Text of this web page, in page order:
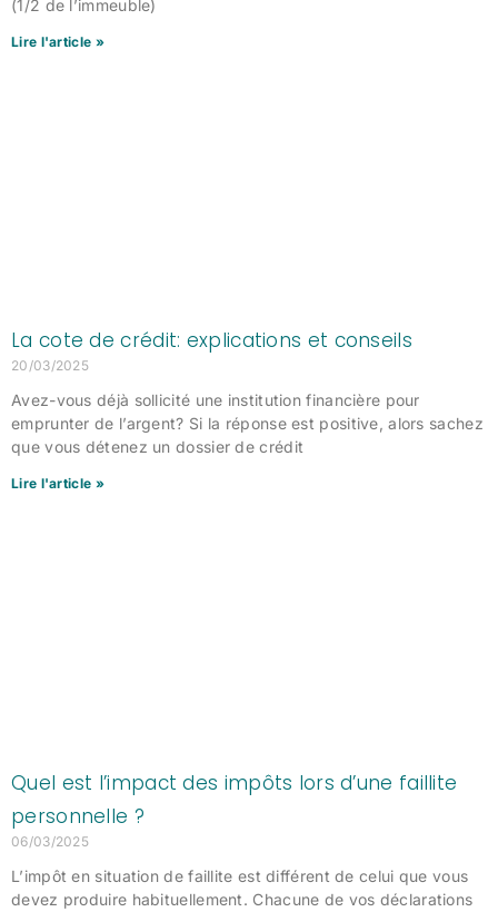
(1/2 de l’immeuble)
Lire l'article »
La cote de crédit: explications et conseils
20/03/2025
Avez-vous déjà sollicité une institution financière pour
emprunter de l’argent? Si la réponse est positive, alors sachez
que vous détenez un dossier de crédit
Lire l'article »
Quel est l’impact des impôts lors d’une faillite
personnelle ?
06/03/2025
L’impôt en situation de faillite est différent de celui que vous
devez produire habituellement. Chacune de vos déclarations